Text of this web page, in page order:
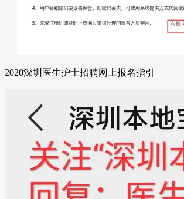
2020深圳医生护士招聘网上报名指引